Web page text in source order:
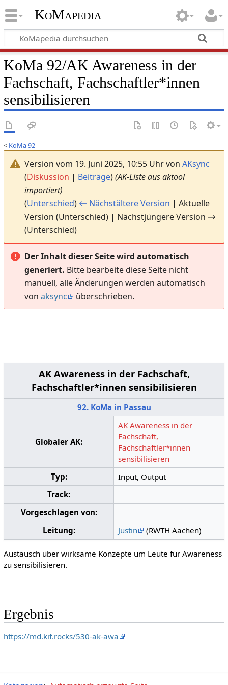
KoMapedia
KoMa 92/AK Awareness in der
Fachschaft, Fachschaftler*innen
sensibilisieren
< KoMa 92
Version vom 19. Juni 2025, 10:55 Uhr von AKsync
(Diskussion | Beiträge)(AK-Liste aus aktool
importiert)
(Unterschied) ← Nächstältere Version | Aktuelle
Version (Unterschied) | Nächstjüngere Version →
(Unterschied)
Der Inhalt dieser Seite wird automatisch
generiert. Bitte bearbeite diese Seite nicht
manuell, alle Änderungen werden automatisch
von aksync überschrieben.
AK Awareness in der Fachschaft,
Fachschaftler*innen sensibilisieren
92. KoMa in Passau
Globaler AK:
AK Awareness in der
Fachschaft,
Fachschaftler*innen
sensibilisieren
Typ:
Input, Output
Track:
Vorgeschlagen von:
Leitung:
Justin (RWTH Aachen)
Austausch über wirksame Konzepte um Leute für Awareness
zu sensibilisieren.
Ergebnis
https://md.kif.rocks/530-ak-awa